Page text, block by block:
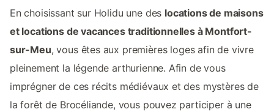
En choisissant sur Holidu une des locations de maisons
et locations de vacances traditionnelles à Montfort-
sur-Meu, vous êtes aux premières loges afin de vivre
pleinement la légende arthurienne. Afin de vous
imprégner de ces récits médiévaux et des mystères de
la forêt de Brocéliande, vous pouvez participer à une